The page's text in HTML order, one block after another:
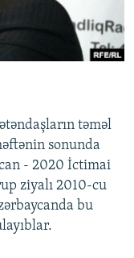
təməl
sonunda
- 2020 İctimai
ziyalı 2010-cu
bu